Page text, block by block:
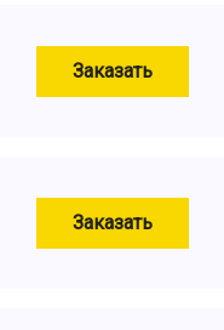
Заказать
Заказать